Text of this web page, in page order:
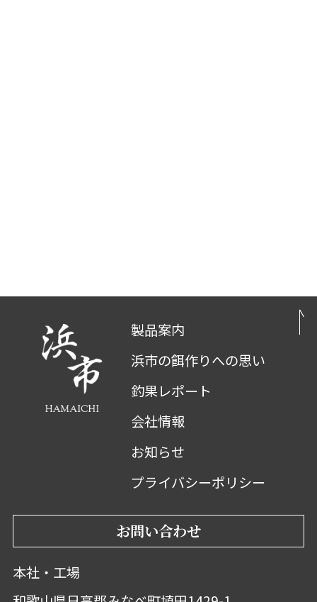
製品案内
浜市の餌作りへの思い
釣果レポート
会社情報
お知らせ
プライバシーポリシー
お問い合わせ
本社・工場